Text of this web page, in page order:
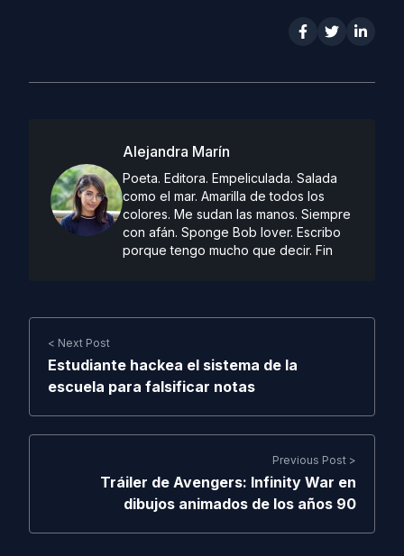
Alejandra Marín
Poeta. Editora. Empeliculada. Salada
como el mar. Amarilla de todos los
colores. Me sudan las manos. Siempre
con afán. Sponge Bob lover. Escribo
porque tengo mucho que decir. Fin
< Next Post
Estudiante hackea el sistema de la
escuela para falsificar notas
Previous Post >
Tráiler de Avengers: Infinity War en
dibujos animados de los años 90